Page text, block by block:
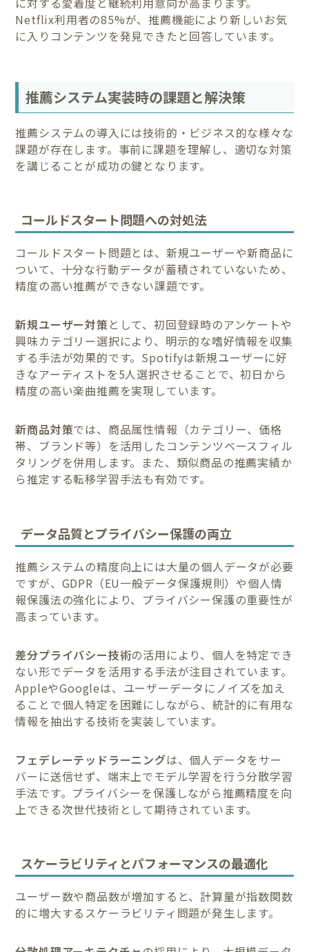
Netflix利用者の85%が、推薦機能により新しいお気
に入りコンテンツを発見できたと回答しています。
推薦システム実装時の課題と解決策
推薦システムの導入には技術的・ビジネス的な様々な
課題が存在します。事前に課題を理解し、適切な対策
を講じることが成功の鍵となります。
コールドスタート問題への対処法
コールドスタート問題とは、新規ユーザーや新商品に
ついて、十分な行動データが蓄積されていないため、
精度の高い推薦ができない課題です。
新規ユーザー対策として、初回登録時のアンケートや
興味カテゴリー選択により、明示的な嗜好情報を収集
する手法が効果的です。Spotifyは新規ユーザーに好
きなアーティストを5人選択させることで、初日から
精度の高い楽曲推薦を実現しています。
新商品対策では、商品属性情報（カテゴリー、価格
帯、ブランド等）を活用したコンテンツベースフィル
タリングを併用します。また、類似商品の推薦実績か
ら推定する転移学習手法も有効です。
データ品質とプライバシー保護の両立
推薦システムの精度向上には大量の個人データが必要
ですが、GDPR（EU一般データ保護規則）や個人情
報保護法の強化により、プライバシー保護の重要性が
高まっています。
差分プライバシー技術の活用により、個人を特定でき
ない形でデータを活用する手法が注目されています。
AppleやGoogleは、ユーザーデータにノイズを加え
ることで個人特定を困難にしながら、統計的に有用な
情報を抽出する技術を実装しています。
フェデレーテッドラーニングは、個人データをサー
バーに送信せず、端末上でモデル学習を行う分散学習
手法です。プライバシーを保護しながら推薦精度を向
上できる次世代技術として期待されています。
スケーラビリティとパフォーマンスの最適化
ユーザー数や商品数が増加すると、計算量が指数関数
的に増大するスケーラビリティ問題が発生します。